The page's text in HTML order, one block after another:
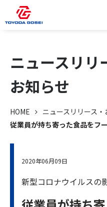
ニュースリリ
お知らせ
HOME
ニュースリリース・
従業員が持ち寄った食品をフ
2020年06月09日
新型コロナウイルスの